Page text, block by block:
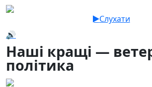
Слухати
🔊
Наші кращі —
політика